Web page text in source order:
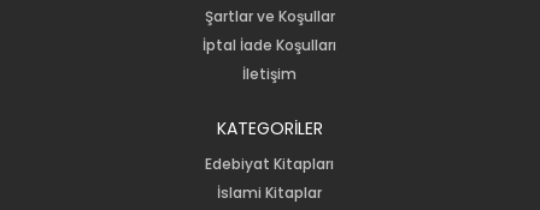
Şartlar ve Koşullar
İptal İade Koşulları
İletişim
KATEGORİLER
Edebiyat Kitapları
İslami Kitaplar